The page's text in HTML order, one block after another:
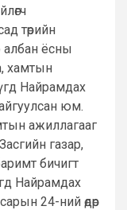
төрийн
албан ёсны
хамтын
Найрамдах
юм.
ажиллагааг
газар,
бичигт
Найрамдах
24-ний өдөр